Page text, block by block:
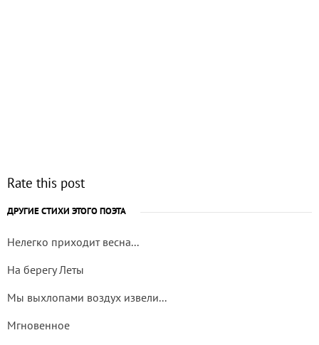
Rate this post
ДРУГИЕ СТИХИ ЭТОГО ПОЭТА
Нелегко приходит весна...
На берегу Леты
Мы выхлопами воздух извели...
Мгновенное